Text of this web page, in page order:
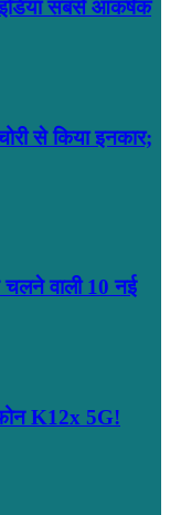
सबसे आकर्षक
से किया इनकार;
वाली 10 नई
K12x 5G!